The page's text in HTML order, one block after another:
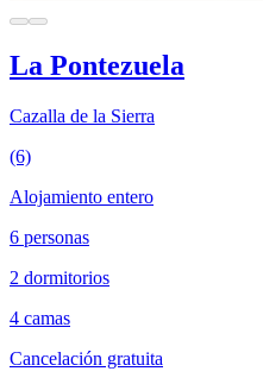
La Pontezuela
Cazalla de la Sierra
(6)
Alojamiento entero
6 personas
2 dormitorios
4 camas
Cancelación gratuita